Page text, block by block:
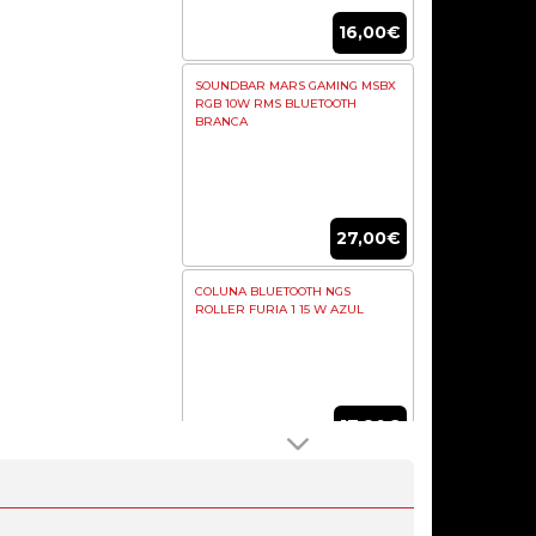
16,00€
SOUNDBAR MARS GAMING MSBX
RGB 10W RMS BLUETOOTH
BRANCA
27,00€
COLUNA BLUETOOTH NGS
ROLLER FURIA 1 15 W AZUL
17,80€